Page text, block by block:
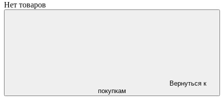
Нет товаров
Вернуться к
покупкам